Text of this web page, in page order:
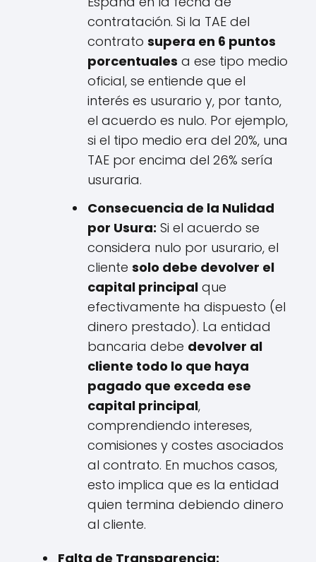
contratación. Si la TAE del
contrato supera en 6 puntos
porcentuales a ese tipo medio
oficial, se entiende que el
interés es usurario y, por tanto,
el acuerdo es nulo. Por ejemplo,
si el tipo medio era del 20%, una
TAE por encima del 26% sería
usuraria.
Consecuencia de la Nulidad
por Usura: Si el acuerdo se
considera nulo por usurario, el
cliente solo debe devolver el
capital principal que
efectivamente ha dispuesto (el
dinero prestado). La entidad
bancaria debe devolver al
cliente todo lo que haya
pagado que exceda ese
capital principal,
comprendiendo intereses,
comisiones y costes asociados
al contrato. En muchos casos,
esto implica que es la entidad
quien termina debiendo dinero
al cliente.
Falta de Transparencia: